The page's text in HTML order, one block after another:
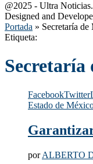
@2025 - Ultra
Designed and
Portada » Secretaría de
Etiqueta:
Secretaría
FacebookTwitter
Estado de
porALBERTO